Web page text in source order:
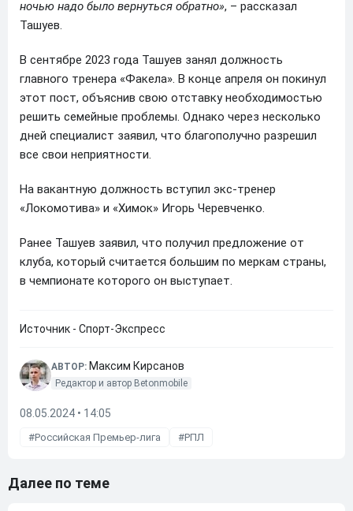
ночью надо было вернуться обратно», – рассказал
Ташуев.
В сентябре 2023 года Ташуев занял должность
главного тренера «Факела». В конце апреля он покинул
этот пост, объяснив свою отставку необходимостью
решить семейные проблемы. Однако через несколько
дней специалист заявил, что благополучно разрешил
все свои неприятности.
На вакантную должность вступил экс-тренер
«Локомотива» и «Химок» Игорь Черевченко.
Ранее Ташуев заявил, что получил предложение от
клуба, который считается большим по меркам страны,
в чемпионате которого он выступает.
Источник - Спорт-Экспресс
АВТОР: Максим Кирсанов
Редактор и автор Betonmobile
08.05.2024 • 14:05
Российская Премьер-лига РПЛ
Далее по теме